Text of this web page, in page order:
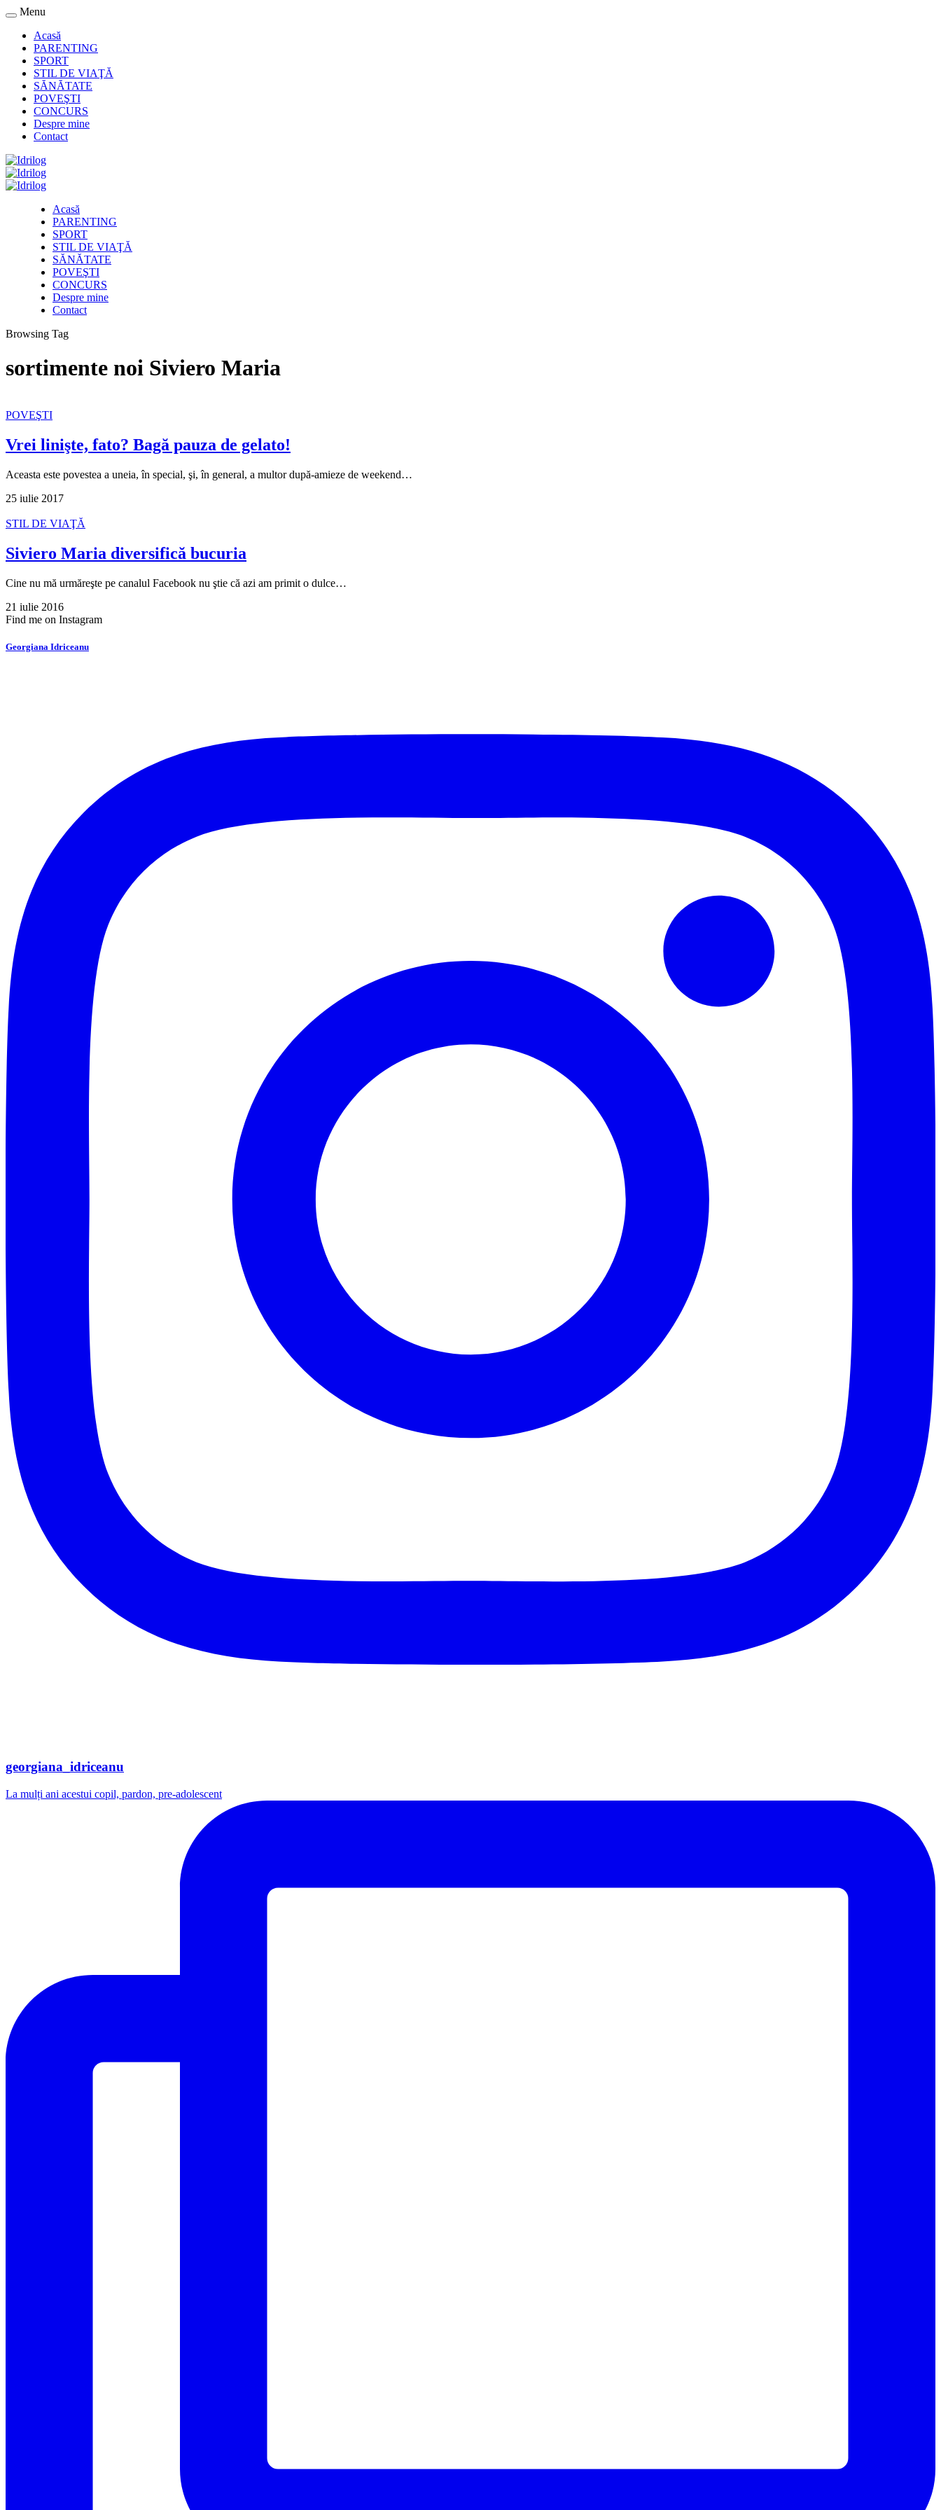
Menu
Acasă
PARENTING
SPORT
STIL DE VIAŢĂ
SĂNĂTATE
POVEŞTI
CONCURS
Despre mine
Contact
Acasă
PARENTING
SPORT
STIL DE VIAŢĂ
SĂNĂTATE
POVEŞTI
CONCURS
Despre mine
Contact
Browsing Tag
sortimente noi Siviero Maria
POVEŞTI
Vrei linişte, fato? Bagă pauza de gelato!
Aceasta este povestea a uneia, în special, şi, în general, a multor după-amieze de weekend…
25 iulie 2017
STIL DE VIAŢĂ
Siviero Maria diversifică bucuria
Cine nu mă urmăreşte pe canalul Facebook nu ştie că azi am primit o dulce…
21 iulie 2016
Find me on Instagram
Georgiana Idriceanu
georgiana_idriceanu
La mulți ani acestui copil, pardon, pre-adolescent